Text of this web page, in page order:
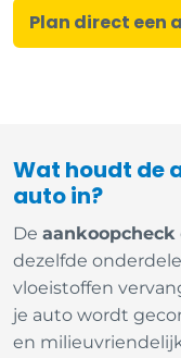
Plan direct een
Wat houdt de
auto in?
De aankoopcheck
dezelfde
vloeistoffen
je auto wordt
en